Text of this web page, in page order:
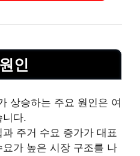
인
상승하는 주요 원인은 여
니다.
주거 수요 증가가 대표
가 높은 시장 구조를 나